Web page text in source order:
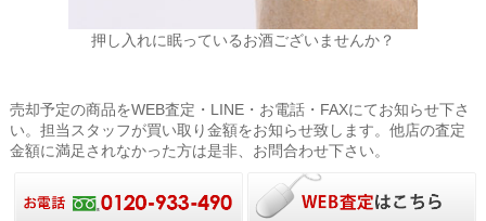
押し入れに眠っているお酒ございませんか？
売却予定の商品をWEB査定・LINE・お電話・FAXにてお知らせ下さ
い。担当スタッフが買い取り金額をお知らせ致します。他店の査定
金額に満足されなかった方は是非、お問合わせ下さい。